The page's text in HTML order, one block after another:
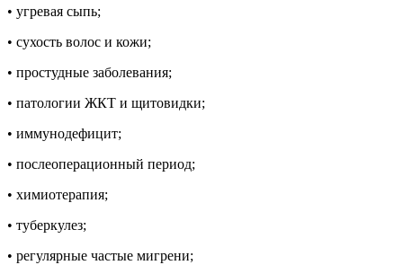
• угревая сыпь;
• сухость волос и кожи;
• простудные заболевания;
• патологии ЖКТ и щитовидки;
• иммунодефицит;
• послеоперационный период;
• химиотерапия;
• туберкулез;
• регулярные частые мигрени;